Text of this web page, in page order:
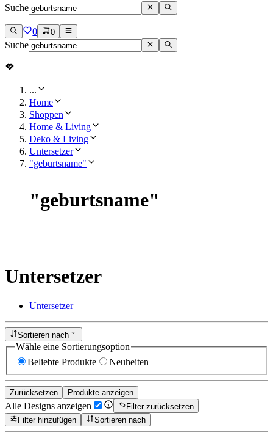
Suche
0 0
Suche
...
Home
Shoppen
Home & Living
Deko & Living
Untersetzer
"geburtsname"
"geburtsname"
Untersetzer
Untersetzer
Sortieren nach
Wähle eine Sortierungsoption
Beliebte Produkte
Neuheiten
Zurücksetzen Produkte anzeigen
Alle Designs anzeigen
Filter zurücksetzen
Filter hinzufügen
Sortieren nach